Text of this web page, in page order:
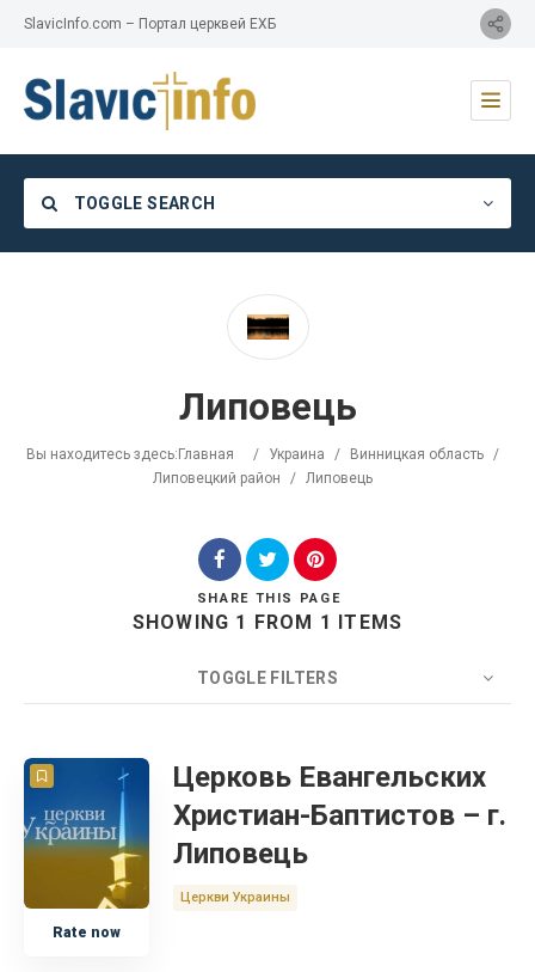
SlavicInfo.com – Портал церквей ЕХБ
TOGGLE SEARCH
Липовець
Вы находитесь здесь: Главная / Украина / Винницкая область /
Липовецкий район
/ Липовець
SHARE THIS PAGE
SHOWING 1 FROM 1 ITEMS
TOGGLE FILTERS
COUNT 20
Церковь
Украина
Rate now
Церковь Евангельских
Христиан-Баптистов – г.
Липовець
Церкви Украины